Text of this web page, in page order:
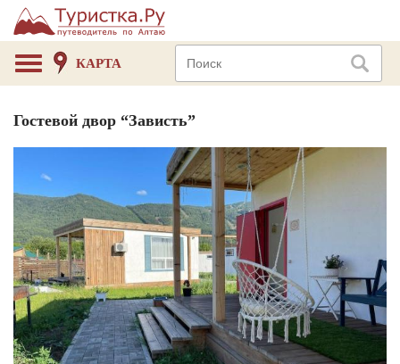
КАРТА
Гостевой двор “Зависть”